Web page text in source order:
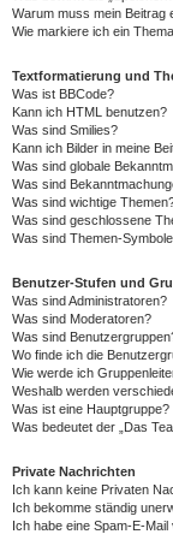
Warum muss mein Beitrag
Wie markiere ich ein
Textformatierung und
Was ist BBCode?
Kann ich HTML benutzen?
Was sind Smilies?
Kann ich Bilder in meine
Was sind globale
Was sind
Was sind wichtige
Was sind geschlossene
Was sind Themen-
Benutzer-Stufen und
Was sind Administratoren?
Was sind Moderatoren?
Was sind
Wo finde ich die
Wie werde ich
Weshalb werden
Was ist eine Hauptgruppe?
Was bedeutet der „Das
Private Nachrichten
Ich kann keine Privaten
Ich bekomme ständig
Ich habe eine Spam-E-